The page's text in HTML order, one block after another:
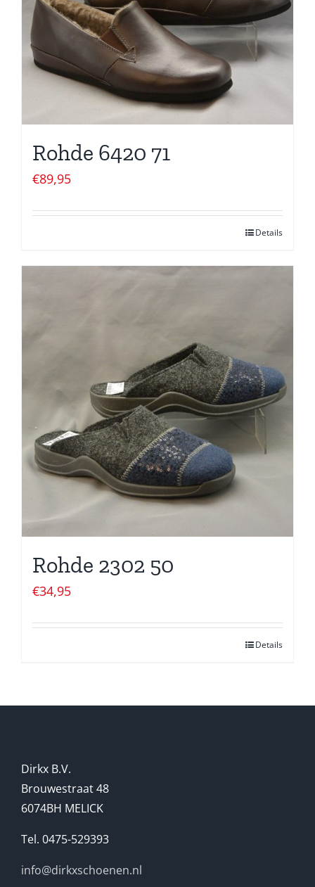
Rohde 6420 71
€89,95
Details
Rohde 2302 50
€34,95
Details
Dirkx B.V.
Brouwestraat 48
6074BH MELICK
Tel. 0475-529393
info@dirkxschoenen.nl